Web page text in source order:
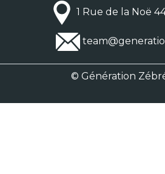
1 Rue de la Noë
© Génération